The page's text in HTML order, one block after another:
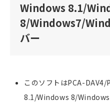
Windows 8.1/
8/Windows7/
バー
このソフトはPCA-
8.1/Windows 8/